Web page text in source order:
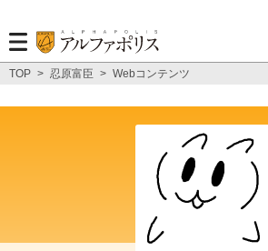
TOP > 忍原富臣 > Webコンテンツ